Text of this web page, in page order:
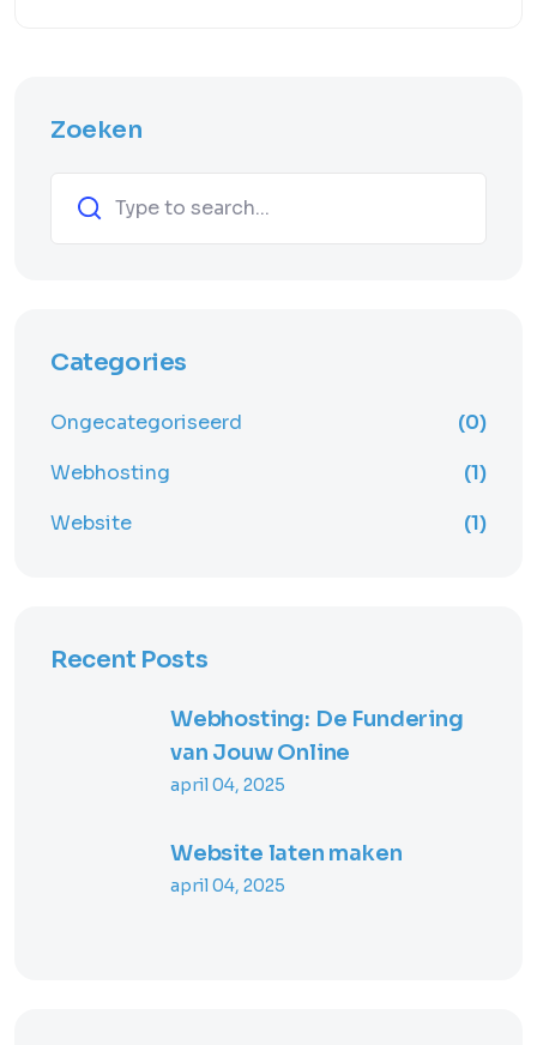
Zoeken
Zoeken
Categories
Ongecategoriseerd
(0)
Webhosting
(1)
Website
(1)
Recent Posts
Webhosting: De Fundering
van Jouw Online
april 04, 2025
Website laten maken
april 04, 2025